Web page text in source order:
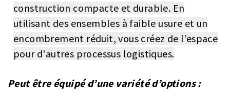
construction compacte et durable. En
utilisant des ensembles à faible usure et un
encombrement réduit, vous créez de l'espace
pour d'autres processus logistiques.
Peut être équipé d’une variété d’options :